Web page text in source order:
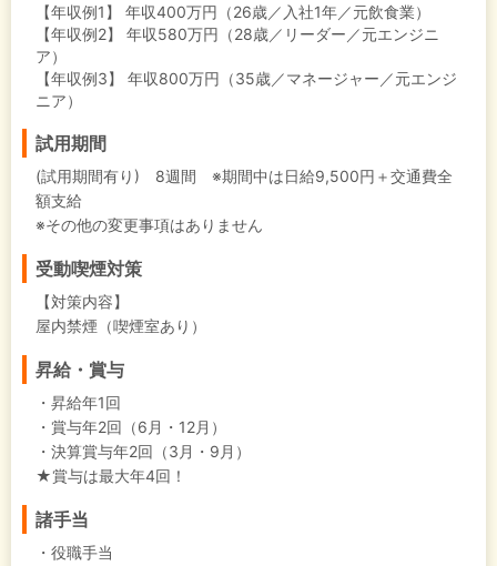
【年収例1】
年収400万円（26歳／入社1年／元飲食業）
【年収例2】
年収580万円（28歳／リーダー／元エンジニ
ア）
【年収例3】
年収800万円（35歳／マネージャー／元エンジ
ニア）
試用期間
(試用期間有り) 8週間 ※期間中は日給9,500円＋交通費全
額支給
※その他の変更事項はありません
受動喫煙対策
【対策内容】
屋内禁煙（喫煙室あり）
昇給・賞与
・昇給年1回
・賞与年2回（6月・12月）
・決算賞与年2回（3月・9月）
★賞与は最大年4回！
諸手当
・役職手当